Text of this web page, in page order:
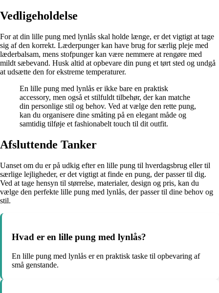
Vedligeholdelse
For at din lille pung med lynlås skal holde længe, er det vigtigt at tage
sig af den korrekt. Læderpunger kan have brug for særlig pleje med
læderbalsam, mens stofpunger kan være nemmere at rengøre med
mildt sæbevand. Husk altid at opbevare din pung et tørt sted og undgå
at udsætte den for ekstreme temperaturer.
En lille pung med lynlås er ikke bare en praktisk
accessory, men også et stilfuldt tilbehør, der kan matche
din personlige stil og behov. Ved at vælge den rette pung,
kan du organisere dine småting på en elegant måde og
samtidig tilføje et fashionabelt touch til dit outfit.
Afsluttende Tanker
Uanset om du er på udkig efter en lille pung til hverdagsbrug eller til
særlige lejligheder, er det vigtigt at finde en pung, der passer til dig.
Ved at tage hensyn til størrelse, materialer, design og pris, kan du
vælge den perfekte lille pung med lynlås, der passer til dine behov og
stil.
Hvad er en lille pung med lynlås?
En lille pung med lynlås er en praktisk taske til opbevaring af
små genstande.